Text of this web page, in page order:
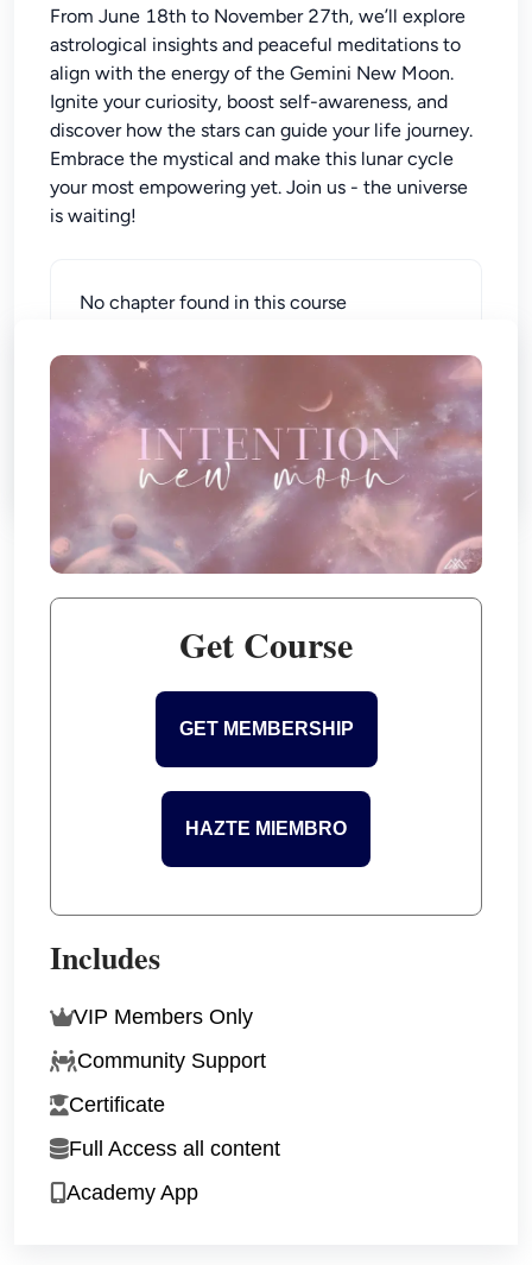
From June 18th to November 27th, we’ll explore
astrological insights and peaceful meditations to
align with the energy of the Gemini New Moon.
Ignite your curiosity, boost self-awareness, and
discover how the stars can guide your life journey.
Embrace the mystical and make this lunar cycle
your most empowering yet. Join us - the universe
is waiting!
No chapter found in this course
- What do I need for this lesson?
¿Qué necesito para esta lección?
Get Course
GET MEMBERSHIP
HAZTE MIEMBRO
Includes
VIP Members Only
Community Support
Certificate
Full Access all content
Academy App